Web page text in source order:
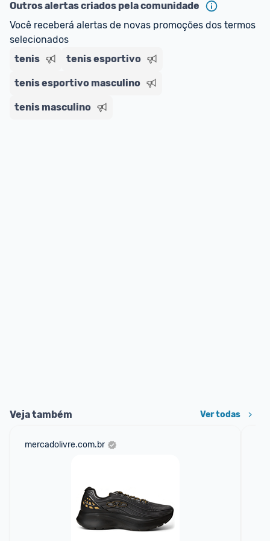
E lembre-se: você sempre pode contar ajuda da
comunidade para tirar dúvidas ou acionar os
nossos Admins marcando @admin
Outros alertas criados pela comunidade
Você receberá alertas de novas promoções dos termos
selecionados
tenis
tenis esportivo
tenis esportivo masculino
tenis masculino
Veja também Ver todas
mercadolivre.com.br